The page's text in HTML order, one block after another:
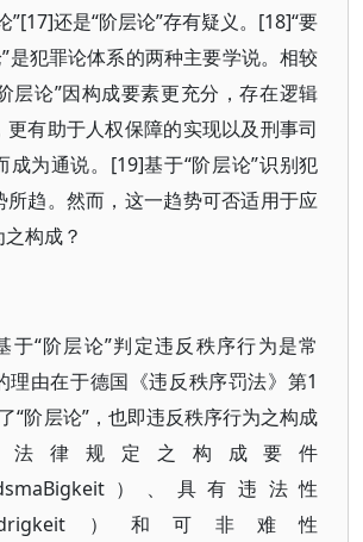
”[17]还是“阶层论”存有疑义。[18]“要
是犯罪论体系的两种主要学说。相较
层论”因构成要素更充分，存在逻辑
有助于人权保障的实现以及刑事司
成为通说。[19]基于“阶层论”识别犯
所趋。然而，这一趋势可否适用于应
构成？
于“阶层论”判定违反秩序行为是常
理由在于德国《违反秩序罚法》第1
“阶层论”，也即违反秩序行为之构成
法律规定之构成要件
）、具有违法性
）和可非难性